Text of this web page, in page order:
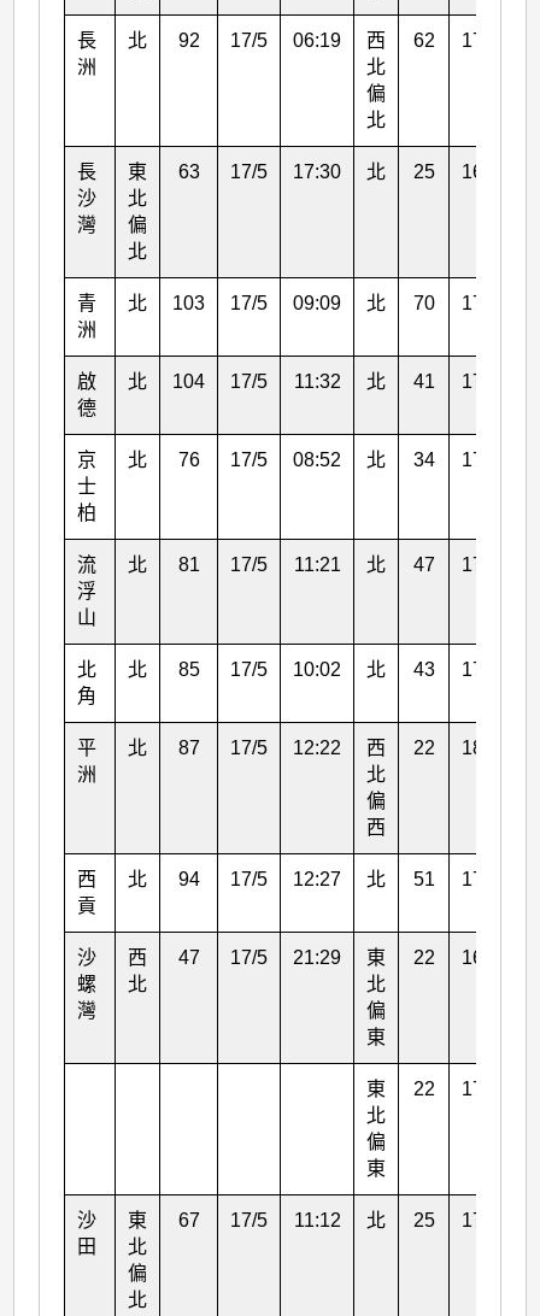
長
洲
北 92 17/5 06:19
西
北
偏
北
62 17/5
長
沙
灣
東
北
偏
北
63 17/5 17:30 北 25 16/5
青
洲
北 103 17/5 09:09 北 70 17/5
啟
德
北 104 17/5 11:32 北 41 17/5
京
士
柏
北 76 17/5 08:52 北 34 17/5
流
浮
山
北 81 17/5 11:21 北 47 17/5
北
角
北 85 17/5 10:02 北 43 17/5
平
洲
北 87 17/5 12:22
西
北
偏
西
22 18/5
西
貢
北 94 17/5 12:27 北 51 17/5
沙
螺
灣
西
北
47 17/5 21:29
東
北
偏
東
22 16/5
東
北
偏
東
22 17/5
沙
田
東
北
偏
北
67 17/5 11:12 北 25 17/5